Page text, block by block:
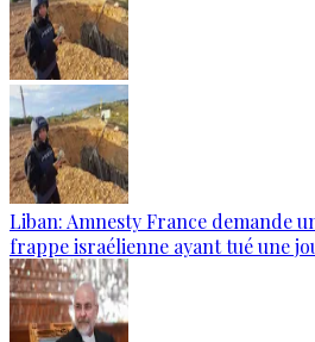
Liban: Amnesty France demande
frappe israélienne ayant tué une